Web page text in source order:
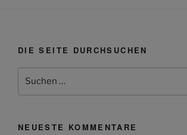
DIE SEITE DURCHSUCHEN
Suchen
nach:
NEUESTE KOMMENTARE